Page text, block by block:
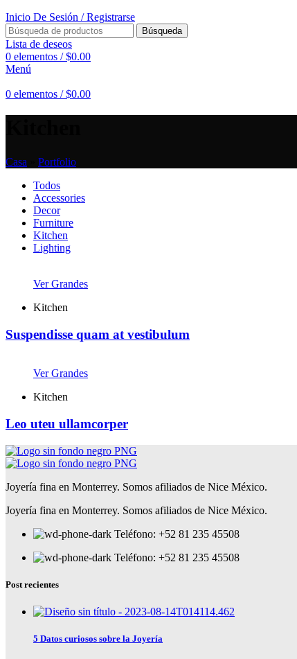
Inicio De Sesión / Registrarse
Búsqueda
Lista de deseos
0 elementos / $0.00
Menú
0 elementos / $0.00
Casa
Portfolio
Todos
Accessories
Decor
Furniture
Kitchen
Lighting
Ver Grandes
Kitchen
Suspendisse quam at vestibulum
Ver Grandes
Kitchen
Leo uteu ullamcorper
Joyería fina en Monterrey. Somos afiliados de Nice México.
Joyería fina en Monterrey. Somos afiliados de Nice México.
Teléfono: +52 81 235 45508
Teléfono: +52 81 235 45508
Post recientes
5 Datos curiosos sobre la Joyería